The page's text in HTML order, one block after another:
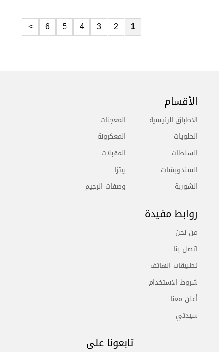
1
2
3
4
5
6
>
الأقسام
الأطباق الرئيسية
الحلويات
السلطات
السندويشات
الشوربة
المعجنات
المعكرونة
المقبلات
بيتزا
وصفات الرجيم
روابط مفيدة
من نحن
اتصل بنا
تطبيقات الهاتف
شروط الاستخدام
أعلن معنا
سيدتي
تابعونا على